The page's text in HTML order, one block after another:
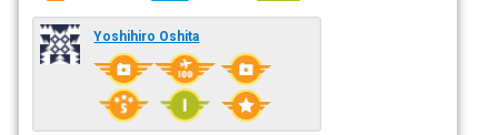
Yoshihiro Oshita